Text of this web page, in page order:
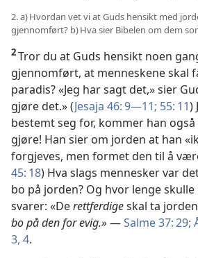
2. a) Hvordan vet vi at Guds hensikt med
gjennomført? b) Hva sier Bibelen om dem
2Tror du at Guds hensikt noen
gjennomført, at menneskene skal
paradis? «Jeg har sagt det,» sier
gjøre det.» (Jesaja 46: 9—11; 55: 11)
bestemt seg for, kommer han
gjøre! Han sier om jorden at han
forgjeves, men formet den til å
45: 18) Hva slags mennesker var
bo på jorden? Og hvor lenge skulle
svarer: «Derettferdigeskal ta
bo på den for evig.» —Salme 37: 29;
3, 4.